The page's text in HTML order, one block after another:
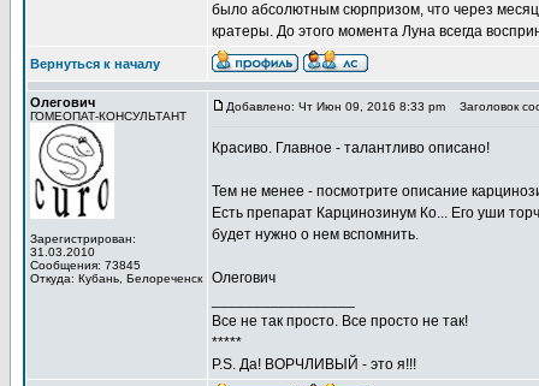
было абсолютным сюрпризом, что через
кратеры. До этого момента Луна всегда
Вернуться к началу
Олегович
ГОМЕОПАТ-КОНСУЛЬТАНТ
Зарегистрирован:
31.03.2010
Сообщения: 73845
Откуда: Кубань, Белореченск
Добавлено: Чт Июн 09, 2016 8:33 pm Заголовок
Красиво. Главное - талантливо описано!
Тем не менее - посмотрите описание
Есть препарат Карцинозинум Ко... Его уши
будет нужно о нем вспомнить.
Олегович
Все не так просто. Все просто не так!
*****
P.S. Да! ВОРЧЛИВЫЙ - это я!!!